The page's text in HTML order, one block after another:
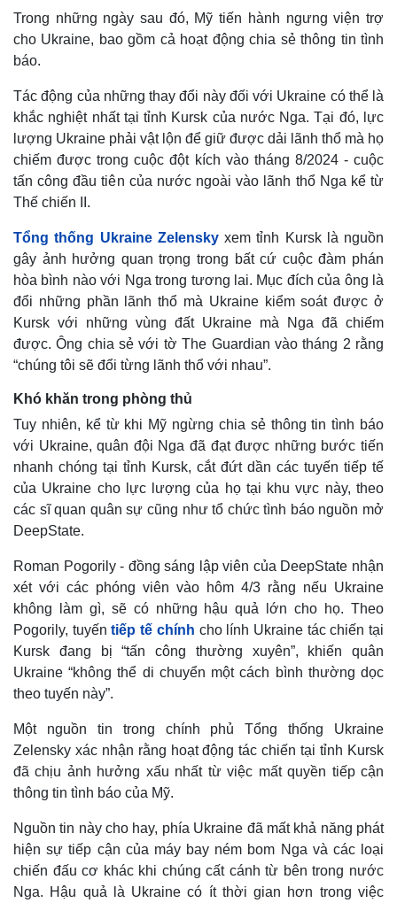
Kinh tế
Bất động sản
Khởi nghiệp
Thị trường
Giá vàng
Tiêu dùng
Giá cà phê
Trong những ngày sau đó, Mỹ tiến hành ngưng viện trợ
cho Ukraine, bao gồm cả hoạt động chia sẻ thông tin tình
báo.
Tác động của những thay đổi này đối với Ukraine có thể là
khắc nghiệt nhất tại tỉnh Kursk của nước Nga. Tại đó, lực
lượng Ukraine phải vật lộn để giữ được dải lãnh thổ mà họ
chiếm được trong cuộc đột kích vào tháng 8/2024 - cuộc
tấn công đầu tiên của nước ngoài vào lãnh thổ Nga kể từ
Thế chiến II.
Tổng thống Ukraine Zelenskyxem tỉnh Kursk là nguồn
gây ảnh hưởng quan trọng trong bất cứ cuộc đàm phán
hòa bình nào với Nga trong tương lai. Mục đích của ông là
đổi những phần lãnh thổ mà Ukraine kiểm soát được ở
Kursk với những vùng đất Ukraine mà Nga đã chiếm
được. Ông chia sẻ với tờ The Guardian vào tháng 2 rằng
“chúng tôi sẽ đổi từng lãnh thổ với nhau”.
Khó khăn trong phòng thủ
Tuy nhiên, kể từ khi Mỹ ngừng chia sẻ thông tin tình báo
với Ukraine, quân đội Nga đã đạt được những bước tiến
nhanh chóng tại tỉnh Kursk, cắt đứt dần các tuyến tiếp tế
của Ukraine cho lực lượng của họ tại khu vực này, theo
các sĩ quan quân sự cũng như tổ chức tình báo nguồn mở
DeepState.
Roman Pogorily - đồng sáng lập viên của DeepState nhận
xét với các phóng viên vào hôm 4/3 rằng nếu Ukraine
không làm gì, sẽ có những hậu quả lớn cho họ. Theo
Pogorily, tuyếntiếp tế chính cho lính Ukraine tác chiến tại
Kursk đang bị “tấn công thường xuyên”, khiến quân
Ukraine “không thể di chuyển một cách bình thường dọc
theo tuyến này”.
Một nguồn tin trong chính phủ Tổng thống Ukraine
Zelensky xác nhận rằng hoạt động tác chiến tại tỉnh Kursk
đã chịu ảnh hưởng xấu nhất từ việc mất quyền tiếp cận
thông tin tình báo của Mỹ.
Nguồn tin này cho hay, phía Ukraine đã mất khả năng phát
hiện sự tiếp cận của máy bay ném bom Nga và các loại
chiến đấu cơ khác khi chúng cất cánh từ bên trong nước
Nga. Hậu quả là Ukraine có ít thời gian hơn trong việc